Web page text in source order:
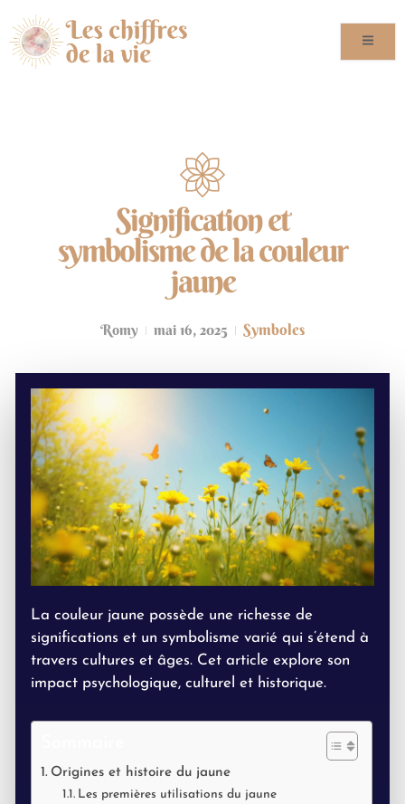
Signification et
symbolisme de la couleur
jaune
Romy mai 16, 2025 Symboles
La couleur jaune possède une richesse de
significations et un symbolisme varié qui s’étend à
travers cultures et âges. Cet article explore son
impact psychologique, culturel et historique.
Origines et histoire du jaune
Les premières utilisations du jaune